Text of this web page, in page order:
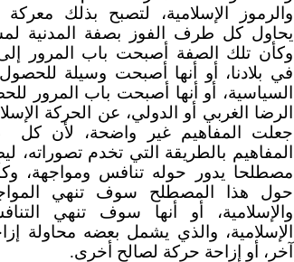
والرموز الإسلامية، لتصبح بذلك معركة
يحاول كل طرف الفوز بصفة المدنية
وكأن تلك الصفة أصبحت باب المرور إلى
في بلادنا، أو أنها أصبحت وسيلة
السياسية، أو أنها أصبحت باب المرور
الرضا الغربي أو الدولي، عن الحركة
جعلت المفاهيم غير واضحة، لأن كل
المفاهيم بالطريقة التي تخدم تصوراته،
مصطلحا يدور حوله تنافس ومواجهة،
حول هذا المصطلح سوف تنهي
والإسلامية، أو أنها سوف تنهي
الإسلامية، والذي يشمل بعضه محاولة
آخر، أو إزاحة حركة لصالح أخرى.